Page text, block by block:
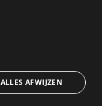
ALLES AFWIJZEN